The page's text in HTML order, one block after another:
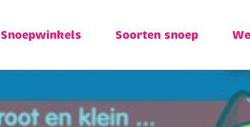
Snoepwinkels Soorten snoep